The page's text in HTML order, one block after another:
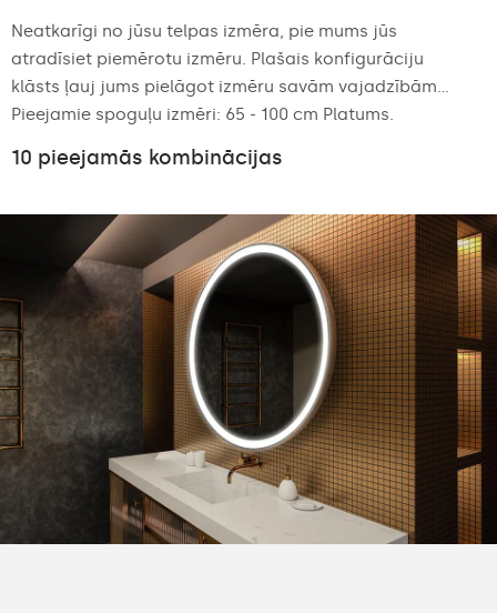
Neatkarīgi no jūsu telpas izmēra, pie mums jūs
atradīsiet piemērotu izmēru. Plašais konfigurāciju
klāsts ļauj jums pielāgot izmēru savām vajadzībām...
Pieejamie spoguļu izmēri: 65 - 100 cm Platums.
10 pieejamās kombinācijas